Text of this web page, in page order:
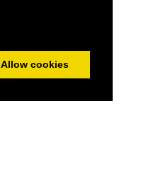
Allow cookies